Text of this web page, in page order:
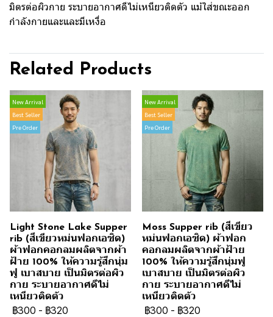
มิตรต่อผิวกาย ระบายอากาศดีไม่เหนียวติดตัว แม้ใส่ขณะออก
กำลังกายและและมีเหงื่อ
Related Products
New Arrival
Best Seller
Pre Order
Light Stone Lake Supper
rib (สีเขียวหม่นฟอกเอซิด)
ผ้าฟอกคอกลมผลิตจากผ้า
ฝ้าย 100% ให้ความรู้สึกนุ่ม
ฟู เบาสบาย เป็นมิตรต่อผิว
กาย ระบายอากาศดีไม่
เหนียวติดตัว
฿300 - ฿320
New Arrival
Best Seller
Pre Order
Moss Supper rib (สีเขียว
หม่นฟอกเอซิด) ผ้าฟอก
คอกลมผลิตจากผ้าฝ้าย
100% ให้ความรู้สึกนุ่มฟู
เบาสบาย เป็นมิตรต่อผิว
กาย ระบายอากาศดีไม่
เหนียวติดตัว
฿300 - ฿320